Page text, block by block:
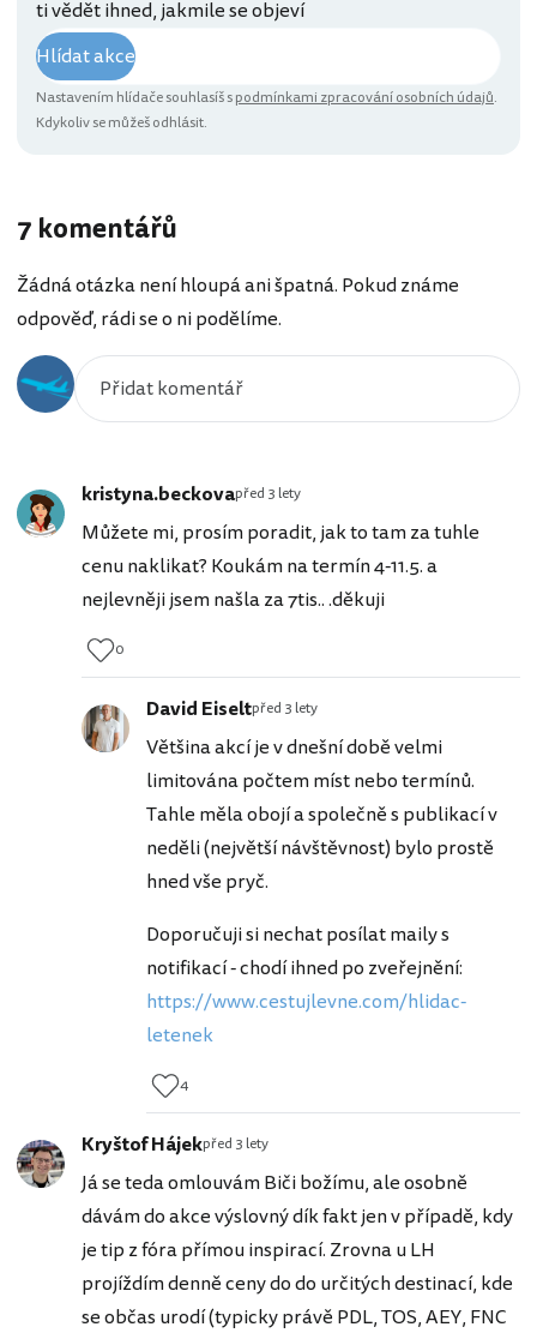
ti vědět ihned, jakmile se objeví
Hlídat akce
Nastavením hlídače souhlasíš spodmínkami zpracování osobních údajů.
Kdykoliv se můžeš odhlásit.
7 komentářů
Žádná otázka není hloupá ani špatná. Pokud známe
odpověď, rádi se o ni podělíme.
kristyna.beckovapřed 3 lety
Můžete mi, prosím poradit, jak to tam za tuhle
cenu naklikat? Koukám na termín 4-11.5. a
nejlevněji jsem našla za 7tis.. .děkuji
0
David Eiseltpřed 3 lety
Většina akcí je v dnešní době velmi
limitována počtem míst nebo termínů.
Tahle měla obojí a společně s publikací v
neděli (největší návštěvnost) bylo prostě
hned vše pryč.
Doporučuji si nechat posílat maily s
notifikací - chodí ihned po zveřejnění:
https://www.cestujlevne.com/hlidac-
letenek
4
Kryštof Hájekpřed 3 lety
Já se teda omlouvám Biči božímu, ale osobně
dávám do akce výslovný dík fakt jen v případě, kdy
je tip z fóra přímou inspirací. Zrovna u LH
projíždím denně ceny do do určitých destinací, kde
se občas urodí (typicky právě PDL, TOS, AEY, FNC